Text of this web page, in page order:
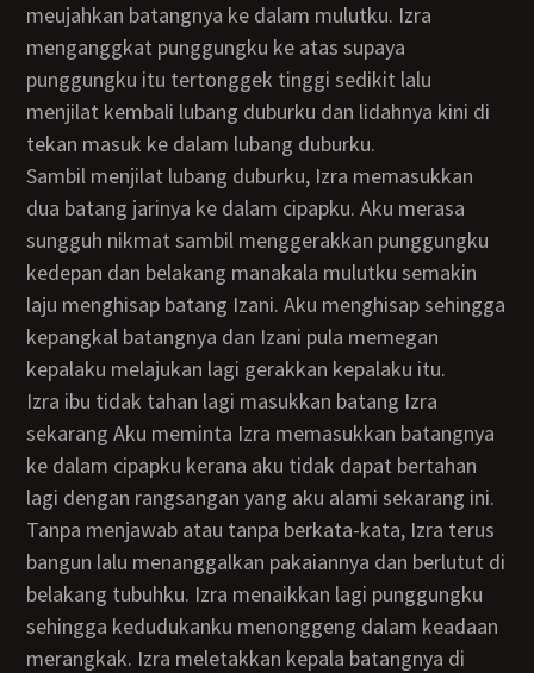
meujahkan batangnya ke dalam mulutku. Izra
menganggkat punggungku ke atas supaya
punggungku itu tertonggek tinggi sedikit lalu
menjilat kembali lubang duburku dan lidahnya kini di
tekan masuk ke dalam lubang duburku.
Sambil menjilat lubang duburku, Izra memasukkan
dua batang jarinya ke dalam cipapku. Aku merasa
sungguh nikmat sambil menggerakkan punggungku
kedepan dan belakang manakala mulutku semakin
laju menghisap batang Izani. Aku menghisap sehingga
kepangkal batangnya dan Izani pula memegan
kepalaku melajukan lagi gerakkan kepalaku itu.
Izra ibu tidak tahan lagi masukkan batang Izra
sekarang Aku meminta Izra memasukkan batangnya
ke dalam cipapku kerana aku tidak dapat bertahan
lagi dengan rangsangan yang aku alami sekarang ini.
Tanpa menjawab atau tanpa berkata-kata, Izra terus
bangun lalu menanggalkan pakaiannya dan berlutut di
belakang tubuhku. Izra menaikkan lagi punggungku
sehingga kedudukanku menonggeng dalam keadaan
merangkak. Izra meletakkan kepala batangnya di